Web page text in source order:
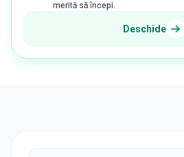
merită să începi.
Deschide